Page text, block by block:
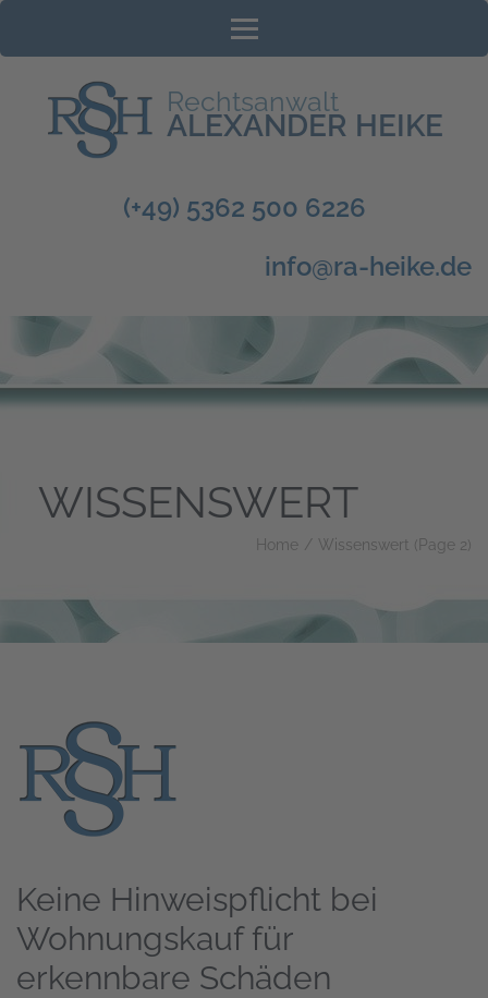
springen
drücken)
Rechtsanwalt
ALEXANDER HEIKE
(+49) 5362 500 6226
info@ra-heike.de
WISSENSWERT
Home / Wissenswert (Page 2)
Keine Hinweispflicht bei
Wohnungskauf für
erkennbare Schäden